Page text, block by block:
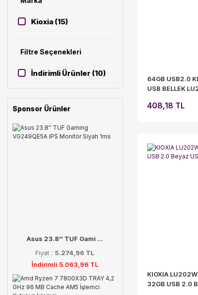
Exceria (2)
Kioxia (15)
Filtre Seçenekleri
İndirimli Ürünler (10)
Sponsor Ürünler
Asus 23.8'' TUF Gami ...
Fiyat : 5.274,96 TL
İndirimli 5.063,96 TL
64GB USB2.0
USB BELLEK
408,18 TL
KIOXIA
32GB USB 2.0